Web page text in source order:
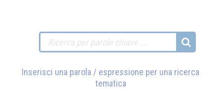
Inserisci una parola / espressione per una ricerca
tematica